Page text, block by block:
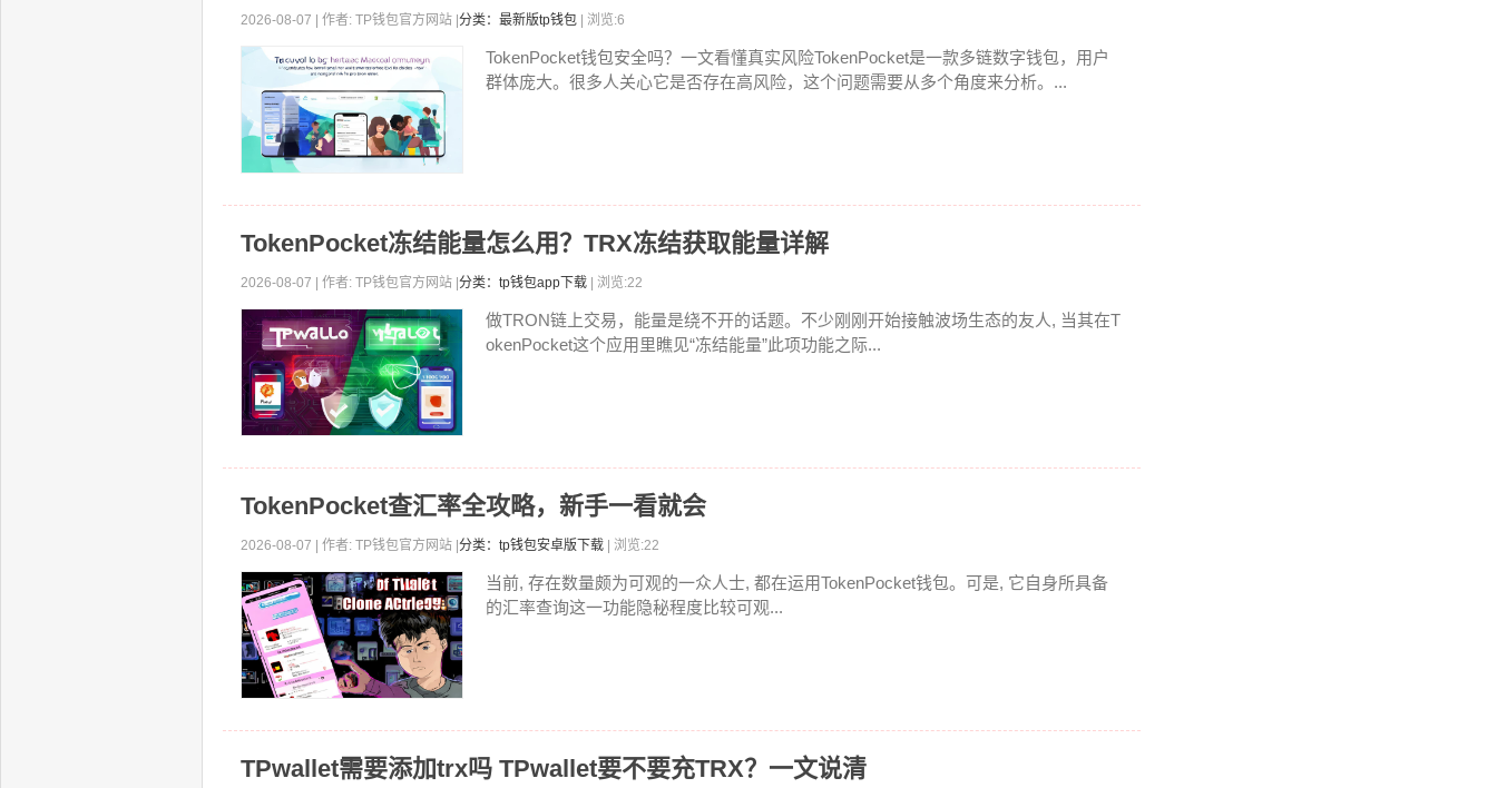
2026-08-07 | 作者: TP钱包官方网站 | 分类：最新版tp钱包 | 浏览:6
TokenPocket钱包安全吗？一文看懂真实风险TokenPocket是一款多链数字钱包，用户
群体庞大。很多人关心它是否存在高风险，这个问题需要从多个角度来分析。...
TokenPocket冻结能量怎么用？TRX冻结获取能量详解
2026-08-07 | 作者: TP钱包官方网站 | 分类：tp钱包app下载 | 浏览:22
做TRON链上交易，能量是绕不开的话题。不少刚刚开始接触波场生态的友人, 当其在T
okenPocket这个应用里瞧见“冻结能量”此项功能之际...
TokenPocket查汇率全攻略，新手一看就会
2026-08-07 | 作者: TP钱包官方网站 | 分类：tp钱包安卓版下载 | 浏览:22
当前, 存在数量颇为可观的一众人士, 都在运用TokenPocket钱包。可是, 它自身所具备
的汇率查询这一功能隐秘程度比较可观...
TPwallet需要添加trx吗 TPwallet要不要充TRX？一文说清